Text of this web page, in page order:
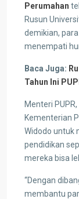
Perumahan
Rusun
demikian,
menempati
Baca Juga:
Tahun Ini
Menteri PUPR,
Kementerian
Widodo untuk
pendidikan
mereka bisa
“Dengan
membantu